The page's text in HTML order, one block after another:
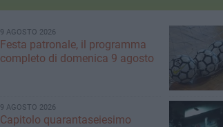
9 AGOSTO 2026
Festa patronale, il programma
completo di domenica 9 agosto
9 AGOSTO 2026
Capitolo quarantaseiesimo